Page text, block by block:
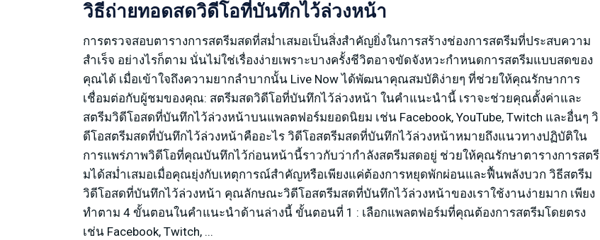
วิธีถ่ายทอดสดวิดีโอที่บันทึกไว้ล่วงหน้า
การตรวจสอบตารางการสตรีมสดที่สม่ำเสมอเป็นสิ่งสำคัญยิ่งในการสร้างช่องการสตรีมที่ประสบความ
สำเร็จ อย่างไรก็ตาม นั่นไม่ใช่เรื่องง่ายเพราะบางครั้งชีวิตอาจขัดจังหวะกำหนดการสตรีมแบบสดของ
คุณได้ เมื่อเข้าใจถึงความยากลำบากนั้น Live Now ได้พัฒนาคุณสมบัติง่ายๆ ที่ช่วยให้คุณรักษาการ
เชื่อมต่อกับผู้ชมของคุณ: สตรีมสดวิดีโอที่บันทึกไว้ล่วงหน้า ในคำแนะนำนี้ เราจะช่วยคุณตั้งค่าและ
สตรีมวิดีโอสดที่บันทึกไว้ล่วงหน้าบนแพลตฟอร์มยอดนิยม เช่น Facebook, YouTube, Twitch และอื่นๆ วิ
ดีโอสตรีมสดที่บันทึกไว้ล่วงหน้าคืออะไร วิดีโอสตรีมสดที่บันทึกไว้ล่วงหน้าหมายถึงแนวทางปฏิบัติใน
การแพร่ภาพวิดีโอที่คุณบันทึกไว้ก่อนหน้านี้ราวกับว่ากำลังสตรีมสดอยู่ ช่วยให้คุณรักษาตารางการสตรี
มได้สม่ำเสมอเมื่อคุณยุ่งกับเหตุการณ์สำคัญหรือเพียงแค่ต้องการหยุดพักผ่อนและฟื้นพลังบวก วิธีสตรีม
วิดีโอสดที่บันทึกไว้ล่วงหน้า คุณลักษณะวิดีโอสตรีมสดที่บันทึกไว้ล่วงหน้าของเราใช้งานง่ายมาก เพียง
ทำตาม 4 ขั้นตอนในคำแนะนำด้านล่างนี้ ขั้นตอนที่ 1 : เลือกแพลตฟอร์มที่คุณต้องการสตรีมโดยตรง
เช่น Facebook, Twitch, ...